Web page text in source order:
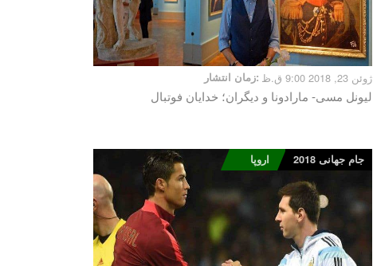
زمان انتشار: ژوئن 23, 2018 9:00 ق.ظ
لیونل مسی- مارادونا و دیگران؛ خدایان فوتبال
جام جهانی 2018 اروپا